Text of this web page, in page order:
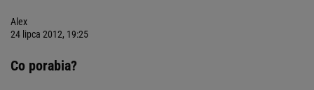
Alex
24 lipca 2012, 19:25
Co porabia?